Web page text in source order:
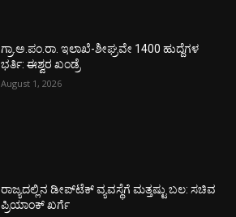
ಗ್ರಾ.ಅ.ಪಂ.ರಾ. ಇಲಾಖೆ-ಶೀಘ್ರವೇ 1400 ಹುದ್ದೆಗಳ
ಭರ್ತಿ: ಈಶ್ವರ ಖಂಡ್ರೆ
August 1, 2026
ರಾಜ್ಯದಲ್ಲಿನ ಡೀಪ್‌ಟೆಕ್‌ ವ್ಯವಸ್ಥೆಗೆ ಮತ್ತಷ್ಟು ಬಲ: ಸಚಿವ
ಪ್ರಿಯಾಂಕ್ ಖರ್ಗೆ